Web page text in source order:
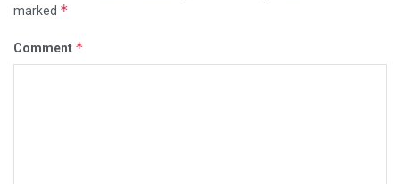
marked *
Comment *